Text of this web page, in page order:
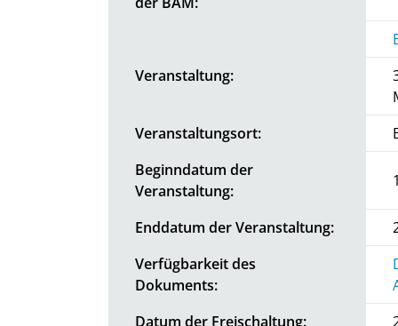
Veranstaltung:
Veranstaltungsort:
Beginndatum der
Veranstaltung:
Enddatum der Veranstaltung:
Verfügbarkeit des
Dokuments:
Datum der Freischaltung: